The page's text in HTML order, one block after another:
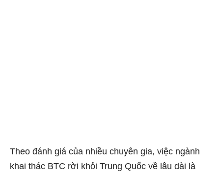
Theo đánh giá của nhiều chuyên gia, việc ngành
khai thác BTC rời khỏi Trung Quốc về lâu dài là